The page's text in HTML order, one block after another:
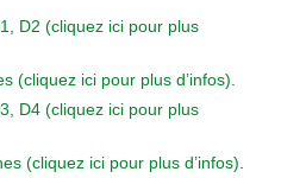
D2 (cliquez ici pour plus
(cliquez ici pour plus d’infos).
D4 (cliquez ici pour plus
(cliquez ici pour plus d’infos).